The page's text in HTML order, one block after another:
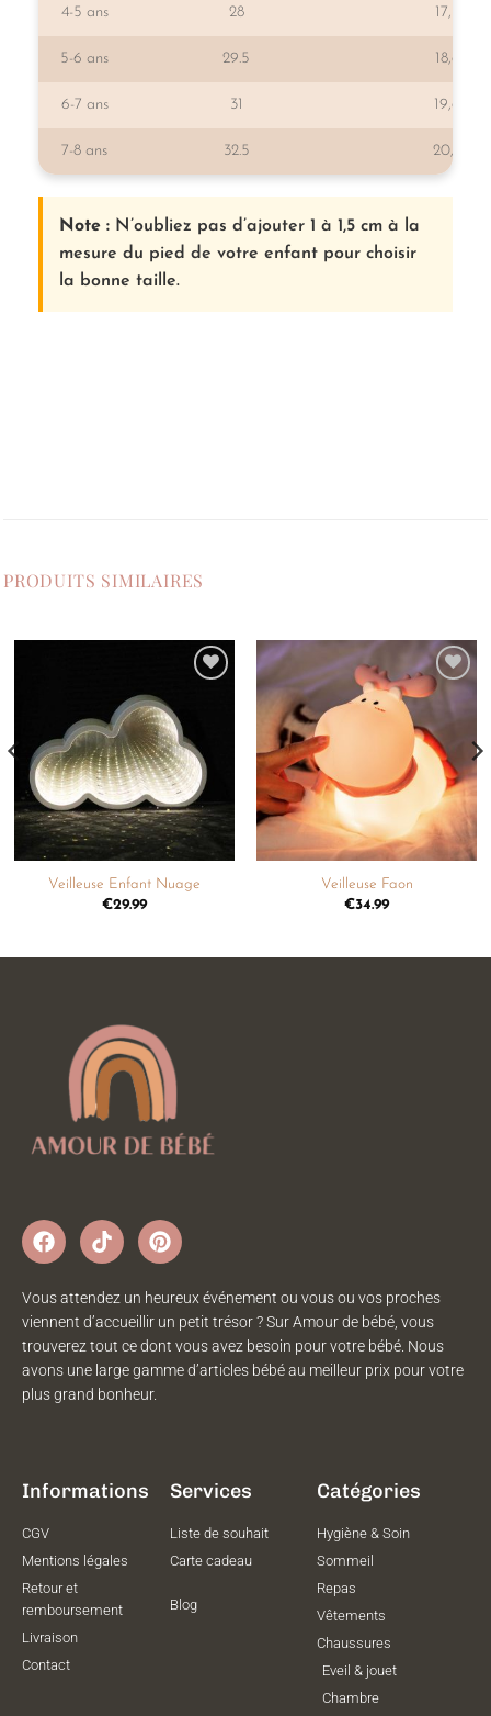
4-5 ans 28 17,5
5-6 ans 29.5 18,6
6-7 ans 31 19,6
7-8 ans 32.5 20,6
Note : N’oubliez pas d’ajouter 1 à 1,5 cm à la
mesure du pied de votre enfant pour choisir
la bonne taille.
PRODUITS SIMILAIRES
liste de
souhaits
Veilleuse Enfant Nuage
€29.99
Ajouter
à la
liste de
souhaits
Veilleuse Faon
€34.99
Vous attendez un heureux événement ou vous ou vos proches
viennent d’accueillir un petit trésor ? Sur Amour de bébé, vous
trouverez tout ce dont vous avez besoin pour votre bébé. Nous
avons une large gamme d’articles bébé au meilleur prix pour votre
plus grand bonheur.
Informations
CGV
Mentions légales
Retour et
remboursement
Livraison
Contact
Services
Liste de souhait
Carte cadeau
Blog
Catégories
Hygiène & Soin
Sommeil
Repas
Vêtements
Chaussures
Eveil & jouet
Chambre